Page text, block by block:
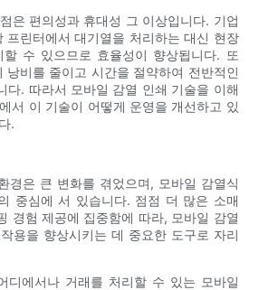
은 편의성과 휴대성 그 이상입니다. 기업
프린터에서 대기열을 처리하는 대신 현장
수 있으므로 효율성이 향상됩니다. 또
낭비를 줄이고 시간을 절약하여 전반적인
다. 따라서 모바일 감열 인쇄 기술을 이해
서 이 기술이 어떻게 운영을 개선하고 있
.
경은 큰 변화를 겪었으며, 모바일 감열식
중심에 서 있습니다. 점점 더 많은 소매
경험 제공에 집중함에 따라, 모바일 감열
용을 향상시키는 데 중요한 도구로 자리
디에서나 거래를 처리할 수 있는 모바일